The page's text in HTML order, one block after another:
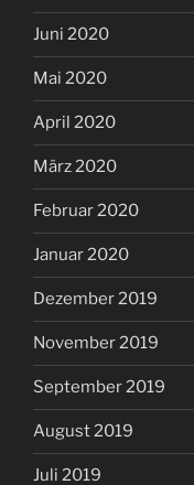
Juni 2020
Mai 2020
April 2020
März 2020
Februar 2020
Januar 2020
Dezember 2019
November 2019
September 2019
August 2019
Juli 2019